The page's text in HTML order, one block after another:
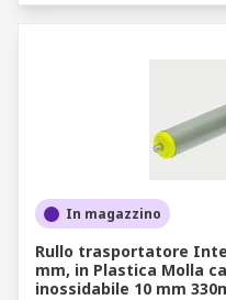
In magazzino
Rullo trasportatore
mm, in Plastica Molla
inossidabile 10 mm